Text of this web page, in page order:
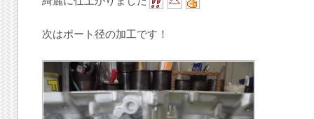
次はポート径の加工です！